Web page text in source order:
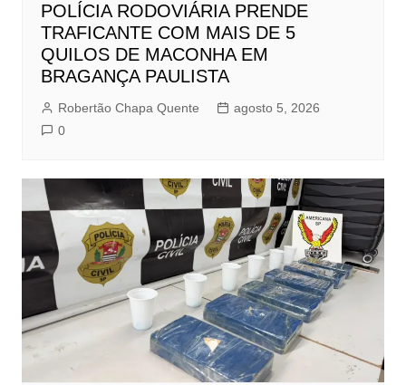
POLÍCIA RODOVIÁRIA PRENDE
TRAFICANTE COM MAIS DE 5
QUILOS DE MACONHA EM
BRAGANÇA PAULISTA
Robertão Chapa Quente
agosto 5, 2026
0